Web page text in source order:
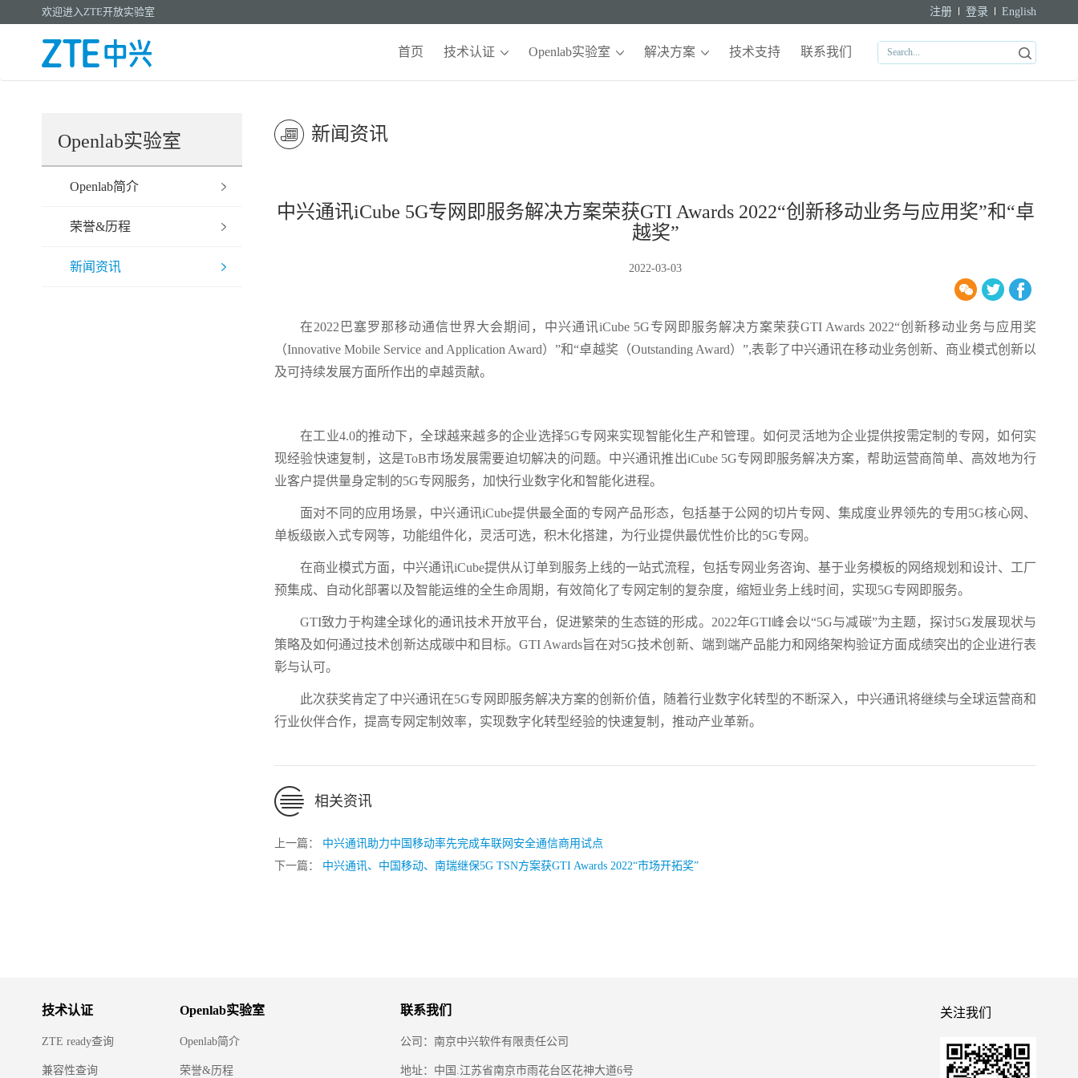
欢迎进入ZTE开放实验室 注册 登录 English
首页 技术认证 Openlab实验室 解决方案 技术支持 联系我们
Openlab实验室
Openlab简介
荣誉&历程
新闻资讯
新闻资讯
中兴通讯iCube 5G专网即服务解决方案荣获GTI Awards 2022“创新移动业务与应用奖”和“卓
越奖”
2022-03-03
在2022巴塞罗那移动通信世界大会期间，中兴通讯iCube 5G专网即服务解决方案荣获GTI Awards 2022“创新移动业务与应用奖
（Innovative Mobile Service and Application Award）”和“卓越奖（Outstanding Award）”,表彰了中兴通讯在移动业务创新、商业模式创新以
及可持续发展方面所作出的卓越贡献。
在工业4.0的推动下，全球越来越多的企业选择5G专网来实现智能化生产和管理。如何灵活地为企业提供按需定制的专网，如何实
现经验快速复制，这是ToB市场发展需要迫切解决的问题。中兴通讯推出iCube 5G专网即服务解决方案，帮助运营商简单、高效地为行
业客户提供量身定制的5G专网服务，加快行业数字化和智能化进程。
面对不同的应用场景，中兴通讯iCube提供最全面的专网产品形态，包括基于公网的切片专网、集成度业界领先的专用5G核心网、
单板级嵌入式专网等，功能组件化，灵活可选，积木化搭建，为行业提供最优性价比的5G专网。
在商业模式方面，中兴通讯iCube提供从订单到服务上线的一站式流程，包括专网业务咨询、基于业务模板的网络规划和设计、工厂
预集成、自动化部署以及智能运维的全生命周期，有效简化了专网定制的复杂度，缩短业务上线时间，实现5G专网即服务。
GTI致力于构建全球化的通讯技术开放平台，促进繁荣的生态链的形成。2022年GTI峰会以“5G与减碳”为主题，探讨5G发展现状与
策略及如何通过技术创新达成碳中和目标。GTI Awards旨在对5G技术创新、端到端产品能力和网络架构验证方面成绩突出的企业进行表
彰与认可。
此次获奖肯定了中兴通讯在5G专网即服务解决方案的创新价值，随着行业数字化转型的不断深入，中兴通讯将继续与全球运营商和
行业伙伴合作，提高专网定制效率，实现数字化转型经验的快速复制，推动产业革新。
相关资讯
上一篇： 中兴通讯助力中国移动率先完成车联网安全通信商用试点
下一篇： 中兴通讯、中国移动、南瑞继保5G TSN方案获GTI Awards 2022“市场开拓奖”
技术认证
ZTE ready查询
兼容性查询
Openlab实验室
Openlab简介
荣誉&历程
联系我们
公司：南京中兴软件有限责任公司
地址：中国.江苏省南京市雨花台区花神大道6号
关注我们